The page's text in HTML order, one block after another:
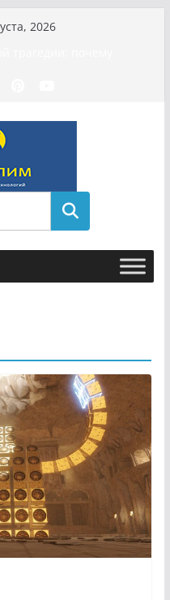
2026
к четырём годам
задержали по делу о
армии
хроники
Шурыгину и Настю
как «Пухососы»
дяде
Поиск